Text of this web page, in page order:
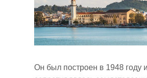
Деревни на севере
Закинф и Бочали
Он был построен в 1948 году